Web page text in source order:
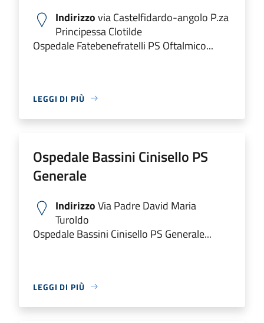
Indirizzovia Castelfidardo-angolo P.za
Principessa Clotilde
Ospedale Fatebenefratelli PS Oftalmico...
LEGGI DI PIÙ
Ospedale Bassini Cinisello PS
Generale
IndirizzoVia Padre David Maria
Turoldo
Ospedale Bassini Cinisello PS Generale...
LEGGI DI PIÙ